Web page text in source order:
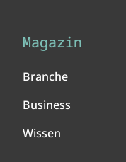
Magazin
Branche
Business
Wissen